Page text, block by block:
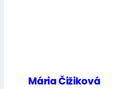
Mária Čižiková